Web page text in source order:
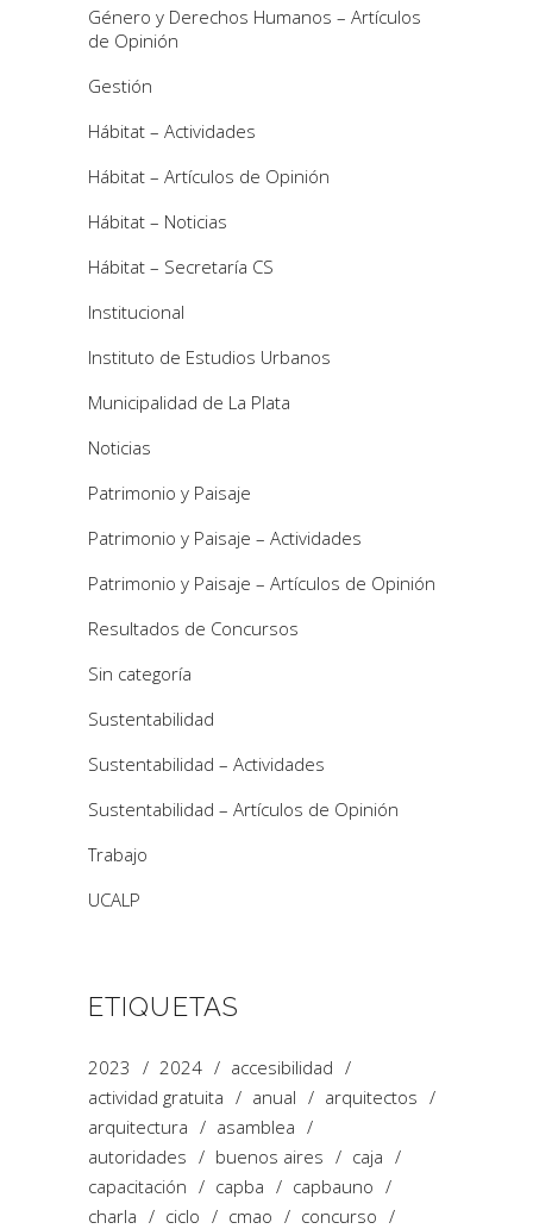
Género y Derechos Humanos – Artículos
de Opinión
Gestión
Hábitat – Actividades
Hábitat – Artículos de Opinión
Hábitat – Noticias
Hábitat – Secretaría CS
Institucional
Instituto de Estudios Urbanos
Municipalidad de La Plata
Noticias
Patrimonio y Paisaje
Patrimonio y Paisaje – Actividades
Patrimonio y Paisaje – Artículos de Opinión
Resultados de Concursos
Sin categoría
Sustentabilidad
Sustentabilidad – Actividades
Sustentabilidad – Artículos de Opinión
Trabajo
UCALP
ETIQUETAS
2023 2024
accesibilidad
actividad gratuita
anual
arquitectos
arquitectura
asamblea
autoridades
buenos aires
caja
capacitación
capba
capbauno
charla
ciclo cmao
concurso